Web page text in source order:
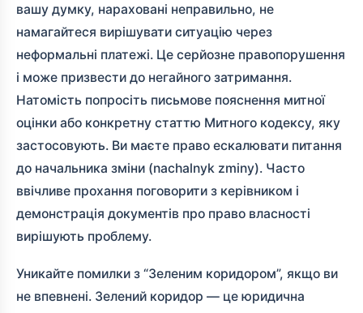
вашу думку, нараховані неправильно, не
намагайтеся вирішувати ситуацію через
неформальні платежі. Це серйозне правопорушення
і може призвести до негайного затримання.
Натомість попросіть письмове пояснення митної
оцінки або конкретну статтю Митного кодексу, яку
застосовують. Ви маєте право ескалювати питання
до начальника зміни (nachalnyk zminy). Часто
ввічливе прохання поговорити з керівником і
демонстрація документів про право власності
вирішують проблему.
Уникайте помилки з “Зеленим коридором”, якщо ви
не впевнені. Зелений коридор — це юридична